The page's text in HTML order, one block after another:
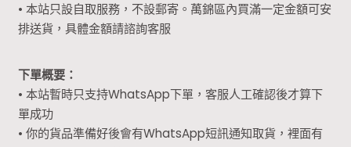
• 本站只設自取服務，不設郵寄。萬錦區內買滿一定金額可安
排送貨，具體金額請諮詢客服
下單概要：
• 本站暫時只支持WhatsApp下單，客服人工確認後才算下
單成功
• 你的貨品準備好後會有WhatsApp短訊通知取貨，裡面有